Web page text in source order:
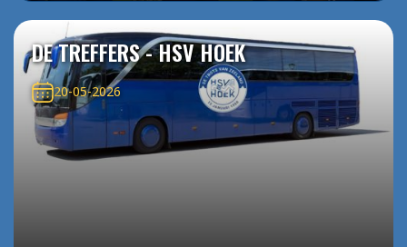
DE TREFFERS - HSV HOEK
20-05-2026